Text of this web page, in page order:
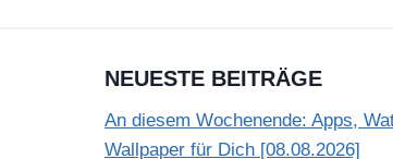
NEUESTE BEITRÄGE
An diesem Wochenende: Apps,
Wallpaper für Dich [08.08.2026]